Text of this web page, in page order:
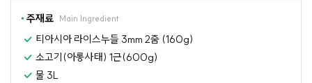
주재료 Main Ingredient
티아시아 라이스누들 3mm 2줌 (160g)
소고기(아롱사태) 1근(600g)
물 3L